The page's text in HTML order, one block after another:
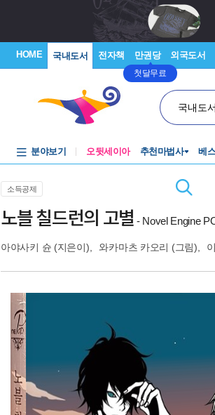
HOME 국내도서 전자책 만권당
첫달무료
외국도서
국내도
분야보기 오뒷세이아 추천마법사 베
소득공제
노블 칠드런의 고별 - Novel Engine
아야사키 슌 (지은이), 와카마츠 카오리 (그림),